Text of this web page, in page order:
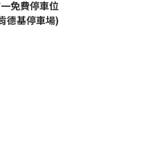
免費停車位
德基停車場)